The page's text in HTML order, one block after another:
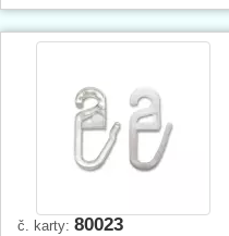
č. karty: 80023